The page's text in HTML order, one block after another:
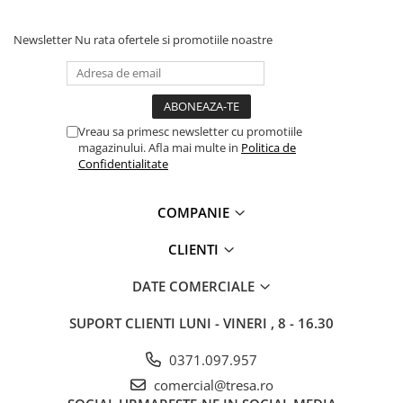
Protecție sudură
Protecție termică (căldură)
Protecție termică (frig)
Protecție descărcări electrostatice
Electroizolante
CĂȘTI DE PROTECȚIE
PROTECȚIA OCHILOR
Măști și geamuri de sudură
Newsletter Nu rata ofertele si promotiile noastre
Vreau sa primesc newsletter cu promotiile
magazinului. Afla mai multe in Politica de
Confidentialitate
COMPANIE
CLIENTI
DATE COMERCIALE
SUPORT CLIENTI LUNI - VINERI , 8 - 16.30
0371.097.957
comercial@tresa.ro